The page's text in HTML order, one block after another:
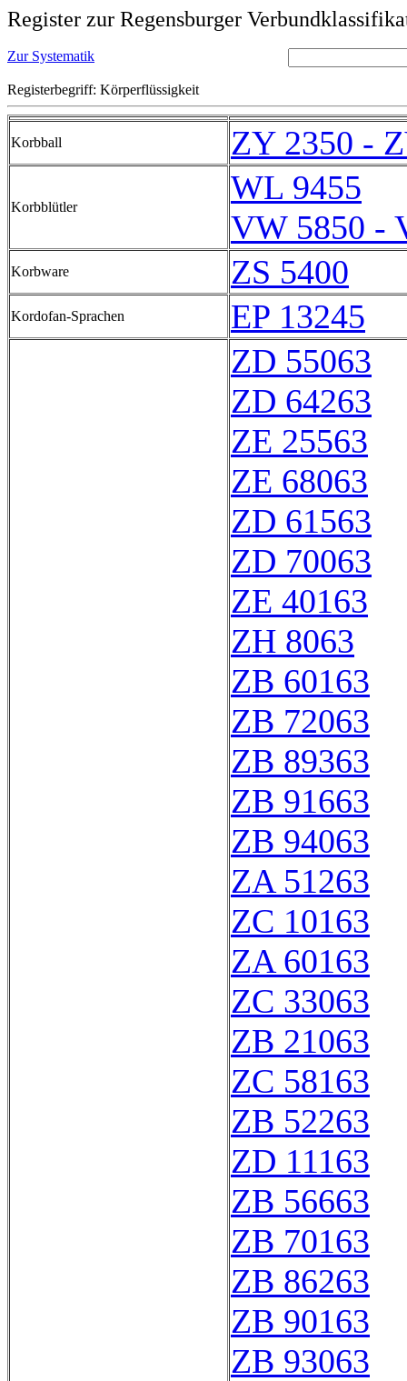
Register zur Regensburger
Zur Systematik
Registerbegriff: Körperflüssigkeit
Korbball ZY 2350 -
Korbblütler
WL 9455
VW 5850 -
Korbware ZS 5400
Kordofan-Sprachen
EP 13245
ZD 55063
ZD 64263
ZE 25563
ZE 68063
ZD 61563
ZD 70063
ZE 40163
ZH 8063
ZB 60163
ZB 72063
ZB 89363
ZB 91663
ZB 94063
ZA 51263
ZC 10163
ZA 60163
ZC 33063
ZB 21063
ZC 58163
ZB 52263
ZD 11163
ZB 56663
ZB 70163
ZB 86263
ZB 90163
ZB 93063